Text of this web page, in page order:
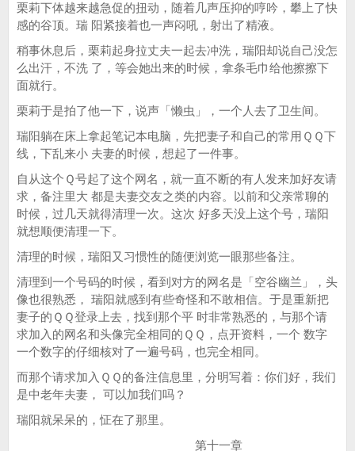
栗莉下体越来越急促的扭动，随着几声压抑的哼吟，攀上了快
感的谷顶。瑞 阳紧接着也一声闷吼，射出了精液。
稍事休息后，栗莉起身拉丈夫一起去冲洗，瑞阳却说自己没怎
么出汗，不洗 了，等会她出来的时候，拿条毛巾给他擦擦下
面就行。
栗莉于是拍了他一下，说声「懒虫」，一个人去了卫生间。
瑞阳躺在床上拿起笔记本电脑，先把妻子和自己的常用ＱＱ下
线，下乱来小 夫妻的时候，想起了一件事。
自从这个Ｑ号起了这个网名，就一直不断的有人发来加好友请
求，备注里大 都是夫妻交友之类的内容。以前和父亲常聊的
时候，过几天就得清理一次。这次 好多天没上这个号，瑞阳
就想顺便清理一下。
清理的时候，瑞阳又习惯性的随便浏览一眼那些备注。
清理到一个号码的时候，看到对方的网名是「空谷幽兰」，头
像也很熟悉， 瑞阳就感到有些奇怪和不敢相信。于是重新把
妻子的ＱＱ登录上去，找到那个平 时非常熟悉的，与那个请
求加入的网名和头像完全相同的ＱＱ，点开资料，一个 数字
一个数字的仔细核对了一遍号码，也完全相同。
而那个请求加入ＱＱ的备注信息里，分明写着：你们好，我们
是中老年夫妻， 可以加我们吗？
瑞阳就呆呆的，怔在了那里。
第十一章